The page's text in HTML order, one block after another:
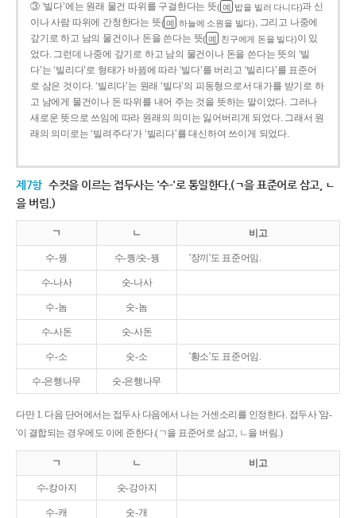
③ ‘빌다’에는 원래 물건 따위를 구걸한다는 뜻( 예 밥을 빌러 다니다)과 신
이나 사람 따위에 간청한다는 뜻( 예 하늘에 소원을 빌다), 그리고 나중에
갚기로 하고 남의 물건이나 돈을 쓴다는 뜻( 예 친구에게 돈을 빌다)이 있
었다. 그런데 나중에 갚기로 하고 남의 물건이나 돈을 쓴다는 뜻의 ‘빌
다’는 ‘빌리다’로 형태가 바뀜에 따라 ‘빌다’를 버리고 ‘빌리다’를 표준어
로 삼은 것이다. ‘빌리다’는 원래 ‘빌다’의 피동형으로서 대가를 받기로 하
고 남에게 물건이나 돈 따위를 내어 주는 것을 뜻하는 말이었다. 그러나
새로운 뜻으로 쓰임에 따라 원래의 의미는 잃어버리게 되었다. 그래서 원
래의 의미로는 ‘빌려주다’가 ‘빌리다’를 대신하여 쓰이게 되었다.
제7항 수컷을 이르는 접두사는 '수-'로 통일한다.(ㄱ을 표준어로 삼고, ㄴ
을 버림.)
ㄱ ㄴ 비고
수-꿩 수-퀑/숫-꿩 '장끼'도 표준어임.
수-나사 숫-나사
수-놈 숫-놈
수-사돈 숫-사돈
수-소 숫-소 '황소'도 표준어임.
수-은행나무 숫-은행나무
다만 1. 다음 단어에서는 접두사 다음에서 나는 거센소리를 인정한다. 접두사 '암-
'이 결합되는 경우에도 이에 준한다.(ㄱ을 표준어로 삼고, ㄴ을 버림.)
ㄱ ㄴ 비고
수-캉아지 숫-강아지
수-캐 숫-개